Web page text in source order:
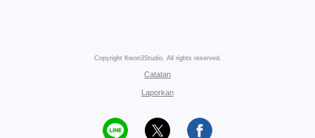
Copyright Kwon3Studio. All rights reserved.
Catatan
Laporkan